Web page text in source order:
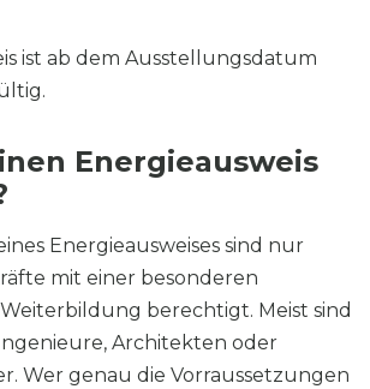
ist ab dem Ausstellungsdatum
Energieausweis
Energieausweises sind nur
mit einer besonderen
berechtigt. Meist sind
Architekten oder
Wer genau die Vorraussetzungen